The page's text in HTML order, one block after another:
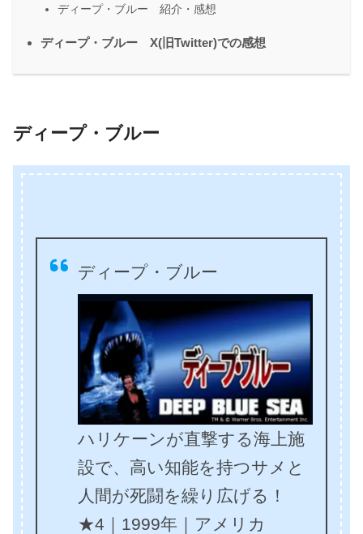
ディープ・ブルー 紹介・感想
ディープ・ブルー X(旧Twitter)での感想
ディープ・ブルー
ディープ・ブルー
ハリケーンが直撃する海上施
設で、高い知能を持つサメと
人間が死闘を繰り広げる！
★4｜1999年｜アメリカ